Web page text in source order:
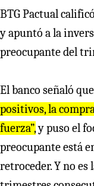
BTG Pactual
y apuntó a la
preocupante del
El banco señaló que
positivos, la
fuerza”,y puso el
preocupante está
retroceder. Y no